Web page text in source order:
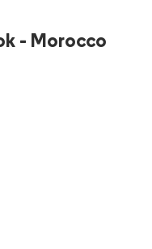
- Morocco